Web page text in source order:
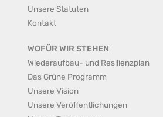
Unsere Statuten
Kontakt
WOFÜR WIR STEHEN
Wiederaufbau- und Resilienzplan
Das Grüne Programm
Unsere Vision
Unsere Veröffentlichungen